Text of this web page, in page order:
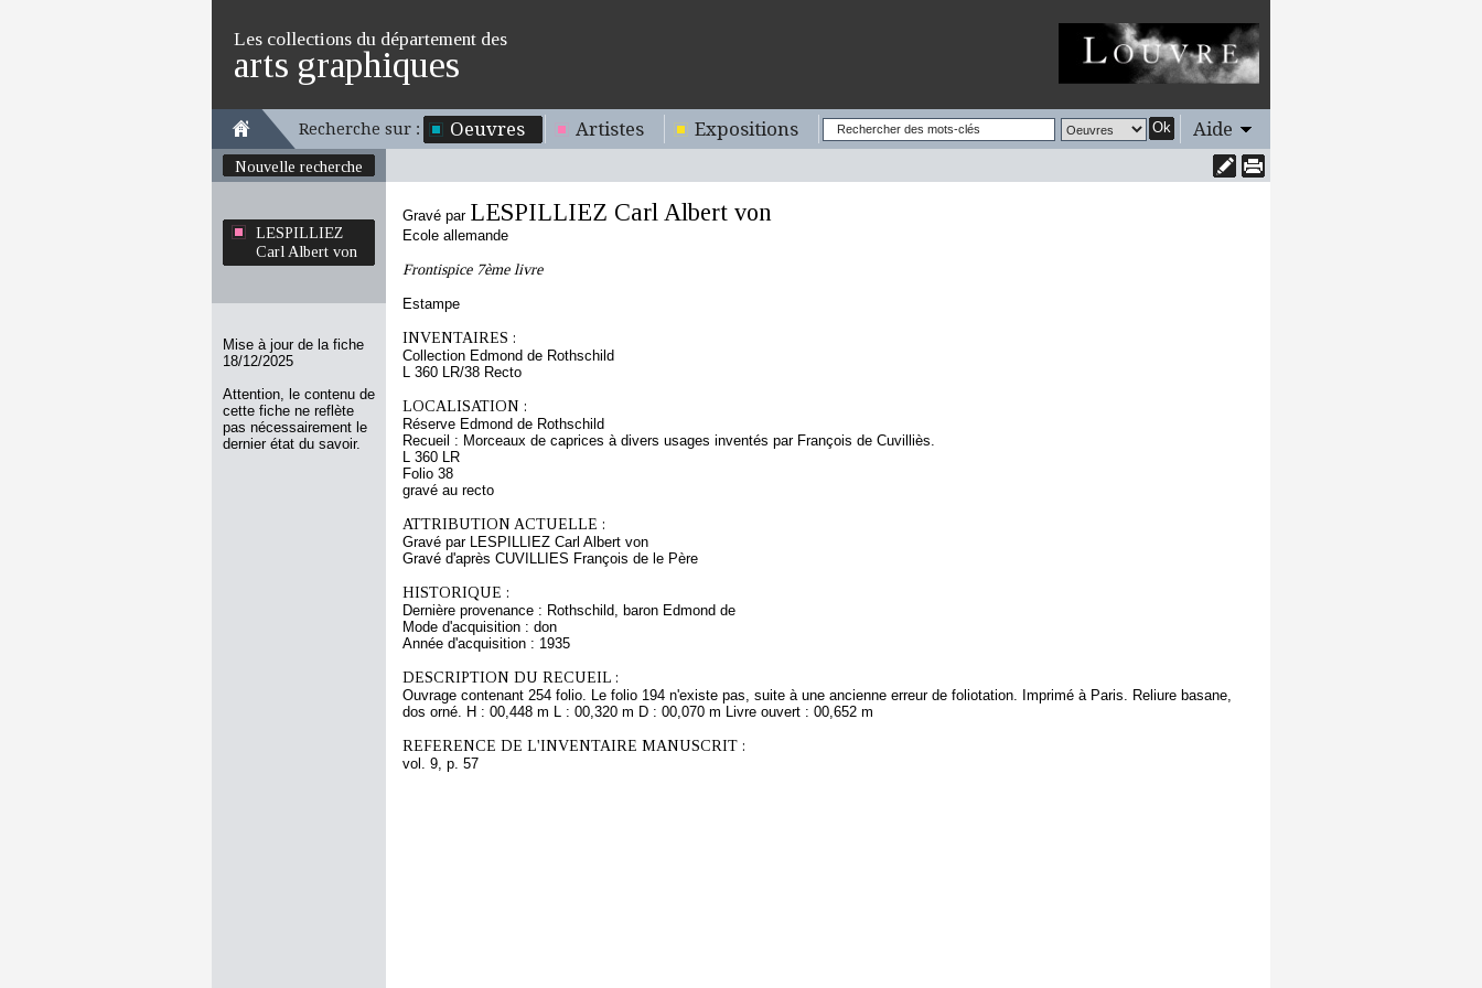
Les collections du département des
arts graphiques
Recherche sur : Oeuvres Artistes Expositions Ok Aide
Nouvelle recherche
LESPILLIEZ
Carl Albert von
Mise à jour de la fiche
18/12/2025
Attention, le contenu de
cette fiche ne reflète
pas nécessairement le
dernier état du savoir.
Gravé par LESPILLIEZ Carl Albert von
Ecole allemande
Frontispice 7ème livre
Estampe
INVENTAIRES :
Collection Edmond de Rothschild
L 360 LR/38 Recto
LOCALISATION :
Réserve Edmond de Rothschild
Recueil : Morceaux de caprices à divers usages inventés par François de Cuvilliès.
L 360 LR
Folio 38
gravé au recto
ATTRIBUTION ACTUELLE :
Gravé par LESPILLIEZ Carl Albert von
Gravé d'après CUVILLIES François de le Père
HISTORIQUE :
Dernière provenance : Rothschild, baron Edmond de
Mode d'acquisition : don
Année d'acquisition : 1935
DESCRIPTION DU RECUEIL :
Ouvrage contenant 254 folio. Le folio 194 n'existe pas, suite à une ancienne erreur de foliotation. Imprimé à Paris. Reliure basane,
dos orné. H : 00,448 m L : 00,320 m D : 00,070 m Livre ouvert : 00,652 m
REFERENCE DE L'INVENTAIRE MANUSCRIT :
vol. 9, p. 57